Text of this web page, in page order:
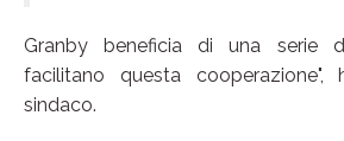
Granby beneficia di una serie
facilitano questa cooperazione",
sindaco.